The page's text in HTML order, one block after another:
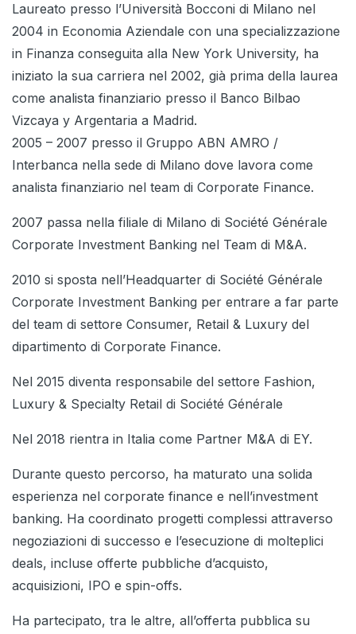
Laureato presso l’Università Bocconi di Milano nel
2004 in Economia Aziendale con una specializzazione
in Finanza conseguita alla New York University, ha
iniziato la sua carriera nel 2002, già prima della laurea
come analista finanziario presso il Banco Bilbao
Vizcaya y Argentaria a Madrid.
2005 – 2007 presso il Gruppo ABN AMRO /
Interbanca nella sede di Milano dove lavora come
analista finanziario nel team di Corporate Finance.
2007 passa nella filiale di Milano di Société Générale
Corporate Investment Banking nel Team di M&A.
2010 si sposta nell’Headquarter di Société Générale
Corporate Investment Banking per entrare a far parte
del team di settore Consumer, Retail & Luxury del
dipartimento di Corporate Finance.
Nel 2015 diventa responsabile del settore Fashion,
Luxury & Specialty Retail di Société Générale
Nel 2018 rientra in Italia come Partner M&A di EY.
Durante questo percorso, ha maturato una solida
esperienza nel corporate finance e nell’investment
banking. Ha coordinato progetti complessi attraverso
negoziazioni di successo e l’esecuzione di molteplici
deals, incluse offerte pubbliche d’acquisto,
acquisizioni, IPO e spin-offs.
Ha partecipato, tra le altre, all’offerta pubblica su